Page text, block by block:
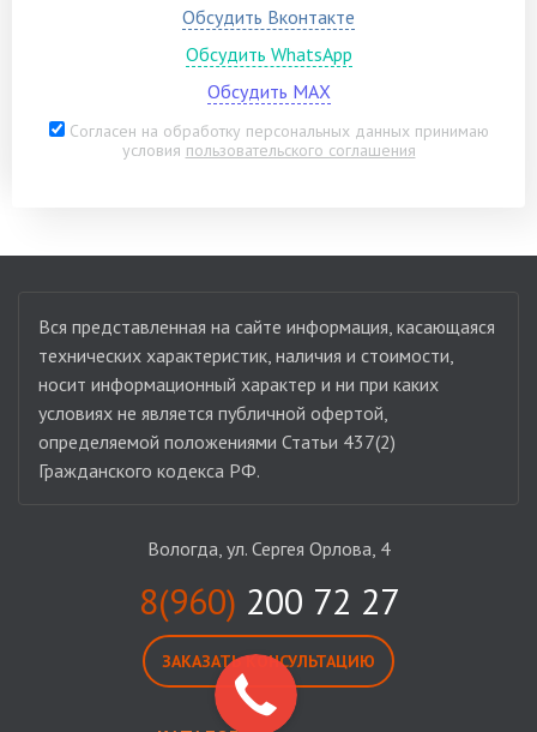
Обсудить Вконтакте
Обсудить WhatsApp
Обсудить MAX
Согласен на обработку персональных данных принимаю
условия пользовательского соглашения
Вся представленная на сайте информация, касающаяся
технических характеристик, наличия и стоимости,
носит информационный характер и ни при каких
условиях не является публичной офертой,
определяемой положениями Статьи 437(2)
Гражданского кодекса РФ.
Вологда, ул. Сергея Орлова, 4
8(960) 200 72 27
ЗАКАЗАТЬ КОНСУЛЬТАЦИЮ